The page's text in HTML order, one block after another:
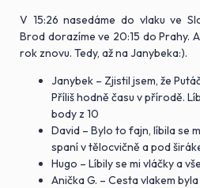
V 15:26 nasedáme do vlaku ve
Brod dorazíme ve 20:15 do Prahy.
rok znovu. Tedy, až na Janybeka:).
Janybek – Zjistil jsem, že
Příliš hodně času v přírodě.
body z 10
David – Bylo to fajn, líbila se
spaní v tělocvičně a pod
Hugo – Líbily se mi vláčky a
Anička G. – Cesta vlakem